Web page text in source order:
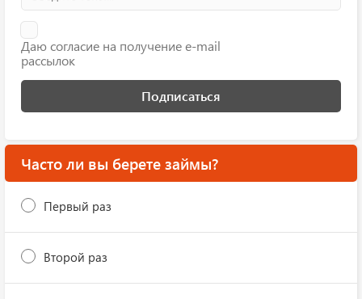
Даю согласие на получение e-mail
рассылок
Подписаться
Часто ли вы берете займы?
Первый раз
Второй раз